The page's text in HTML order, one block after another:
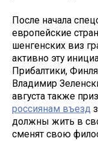
После начала
европейские
шенгенских виз
активно эту
Прибалтики,
Владимир
августа также
россиянам въезд
должны жить в
сменят свою